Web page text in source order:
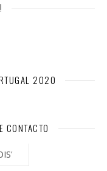
2020
CONTACTO